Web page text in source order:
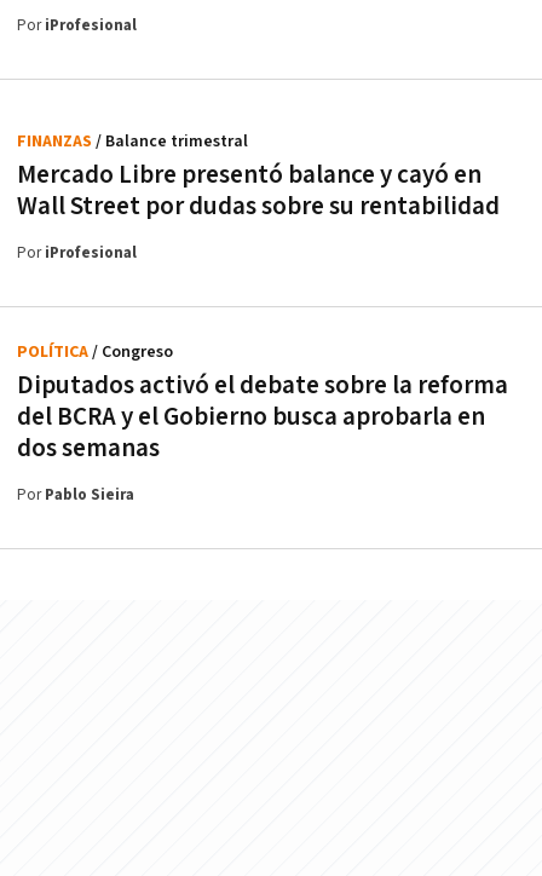
PoriProfesional
Mercado Libre presentó balance y cayó en
Wall Street por dudas sobre su rentabilidad
FINANZAS / Balance trimestral
PoriProfesional
Diputados activó el debate sobre la reforma
del BCRA y el Gobierno busca aprobarla en
dos semanas
POLÍTICA/ Congreso
PorPablo Sieira